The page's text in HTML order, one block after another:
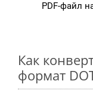
PDF-файл
Как
формат